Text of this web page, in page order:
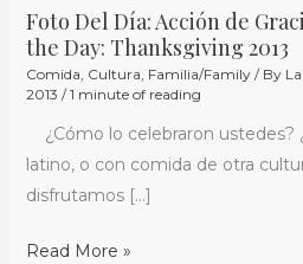
Foto Del Día: Acción de
the Day: Thanksgiving 2013
Comida, Cultura, Familia/Family/ By
2013 /1 minute of reading
¿Cómo lo celebraron ustedes?
latino, o con comida de otra
disfrutamos […]
Read More »